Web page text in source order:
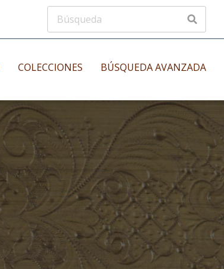
COLECCIONES
Manuscritos musicales
Incunables
BÚSQUEDA AVANZADA